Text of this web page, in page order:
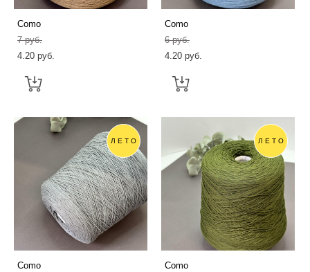
Como
7 pуб.
4.20 pуб.
Como
6 pуб.
4.20 pуб.
ЛЕТО
Como
ЛЕТО
Como